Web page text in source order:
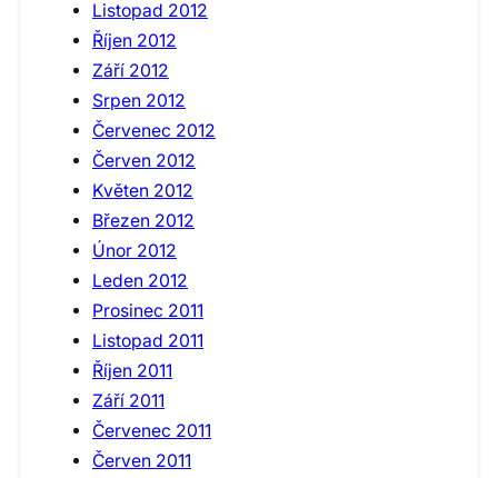
Listopad 2012
Říjen 2012
Září 2012
Srpen 2012
Červenec 2012
Červen 2012
Květen 2012
Březen 2012
Únor 2012
Leden 2012
Prosinec 2011
Listopad 2011
Říjen 2011
Září 2011
Červenec 2011
Červen 2011